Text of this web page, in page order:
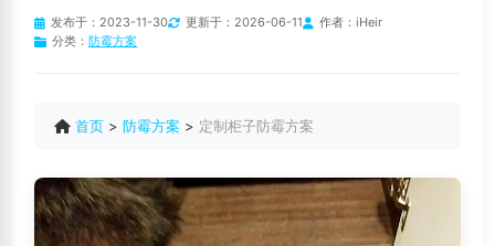
发布于： 2023-11-30 更新于： 2026-06-11 作者：iHeir
分类：防霉方案
首页 >防霉方案 > 定制柜子防霉方案